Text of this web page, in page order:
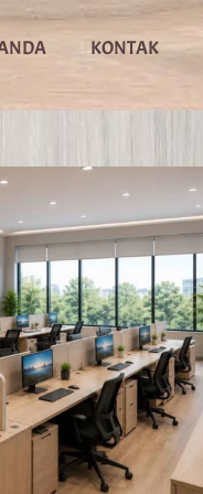
KONTAK